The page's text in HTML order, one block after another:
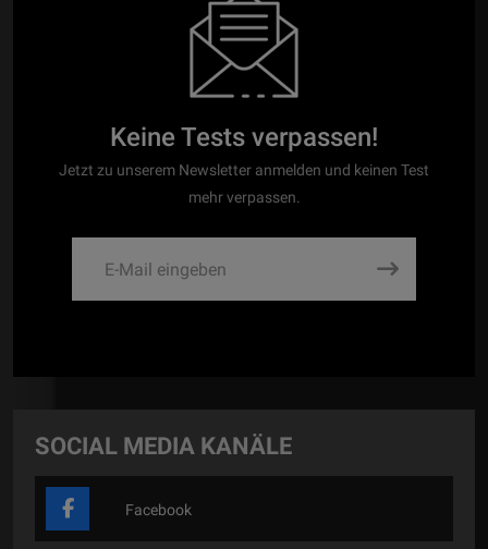
Keine Tests verpassen!
Jetzt zu unserem Newsletter anmelden und keinen Test
mehr verpassen.
SOCIAL MEDIA KANÄLE
Facebook